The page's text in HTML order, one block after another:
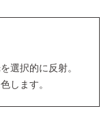
選択的に反射。
します。